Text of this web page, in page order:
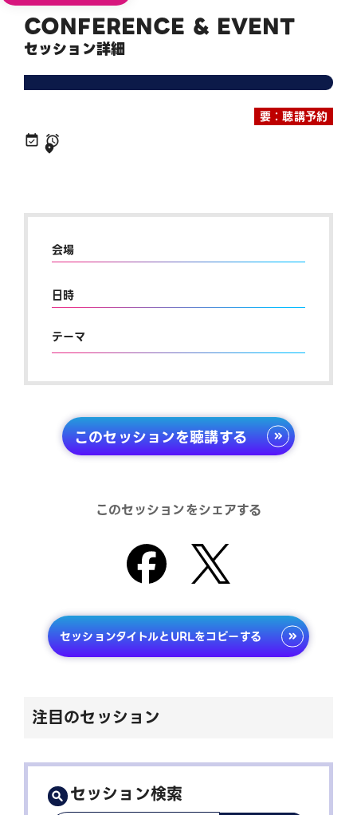
CONFERENCE & EVENT
セッション詳細
要：聴講予約
会場
日時
テーマ
このセッションを聴講する
このセッションをシェアする
セッションタイトルとURLをコピーする
注目のセッション
セッション検索